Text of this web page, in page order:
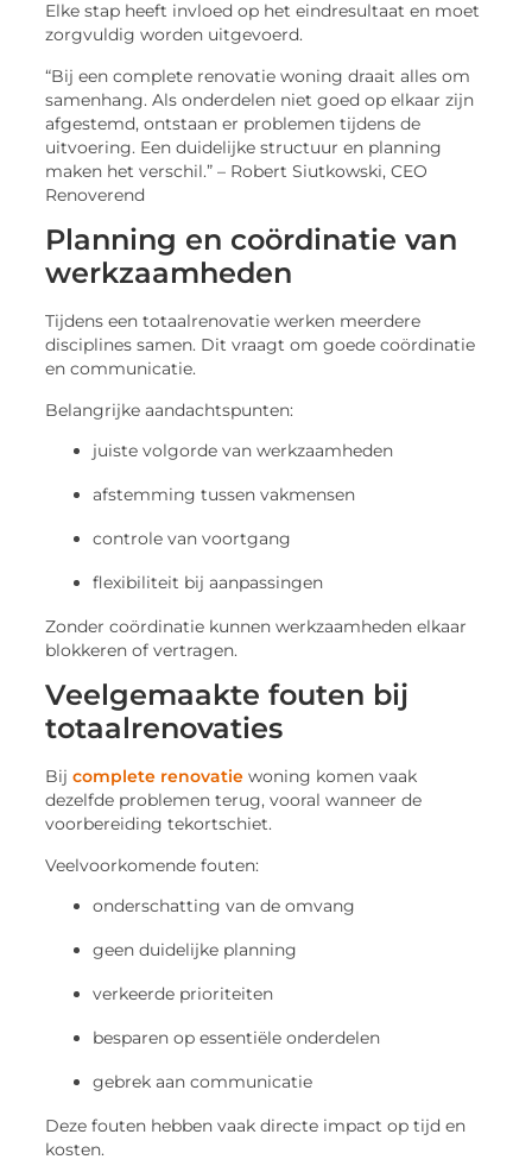
Elke stap heeft invloed op het eindresultaat en moet
zorgvuldig worden uitgevoerd.
“Bij een complete renovatie woning draait alles om
samenhang. Als onderdelen niet goed op elkaar zijn
afgestemd, ontstaan er problemen tijdens de
uitvoering. Een duidelijke structuur en planning
maken het verschil.” – Robert Siutkowski, CEO
Renoverend
Planning en coördinatie van
werkzaamheden
Tijdens een totaalrenovatie werken meerdere
disciplines samen. Dit vraagt om goede coördinatie
en communicatie.
Belangrijke aandachtspunten:
juiste volgorde van werkzaamheden
afstemming tussen vakmensen
controle van voortgang
flexibiliteit bij aanpassingen
Zonder coördinatie kunnen werkzaamheden elkaar
blokkeren of vertragen.
Veelgemaakte fouten bij
totaalrenovaties
Bijcomplete renovatie woning komen vaak
dezelfde problemen terug, vooral wanneer de
voorbereiding tekortschiet.
Veelvoorkomende fouten:
onderschatting van de omvang
geen duidelijke planning
verkeerde prioriteiten
besparen op essentiële onderdelen
gebrek aan communicatie
Deze fouten hebben vaak directe impact op tijd en
kosten.